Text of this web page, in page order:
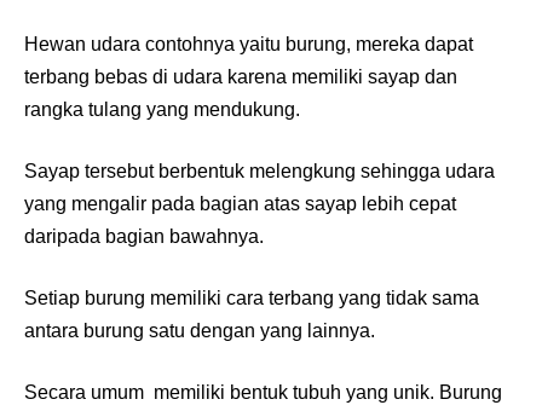
Hewan udara contohnya yaitu burung, mereka dapat
terbang bebas di udara karena memiliki sayap dan
rangka tulang yang mendukung.
Sayap tersebut berbentuk melengkung sehingga udara
yang mengalir pada bagian atas sayap lebih cepat
daripada bagian bawahnya.
Setiap burung memiliki cara terbang yang tidak sama
antara burung satu dengan yang lainnya.
Secara umum memiliki bentuk tubuh yang unik. Burung